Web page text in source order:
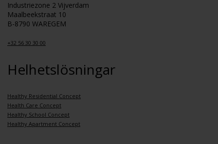
Industriezone 2 Vijverdam
Maalbeekstraat 10
B-8790 WAREGEM
+32 56 30 30 00
Helhetslösningar
Healthy Residential Concept
Health Care Concept
Healthy School Concept
Healthy Apartment Concept